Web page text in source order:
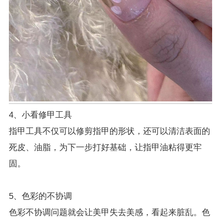
4、小看修甲工具
指甲工具不仅可以修剪指甲的形状，还可以清洁表面的
死皮、油脂，为下一步打好基础，让指甲油粘得更牢
固。
5、色彩的不协调
色彩不协调问题就会让美甲失去美感，看起来脏乱。色